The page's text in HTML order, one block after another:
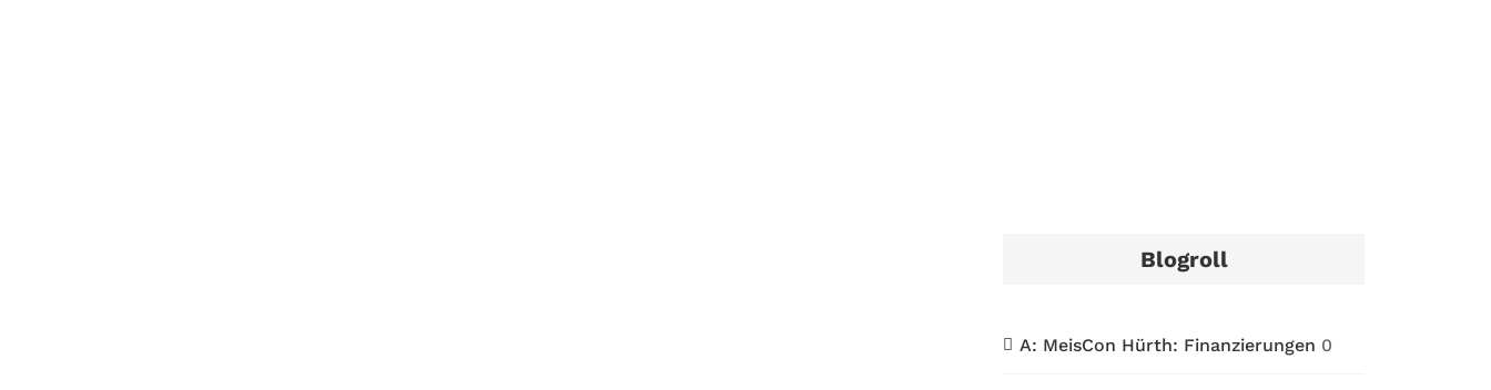
Blogroll
A: MeisCon Hürth: Finanzierungen 0